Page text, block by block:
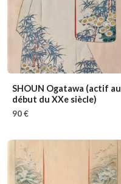
SHOUN Ogatawa (actif au
début du XXe siècle)
90 €